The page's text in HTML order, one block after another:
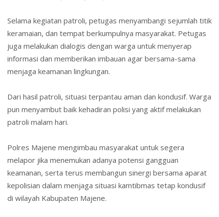
Selama kegiatan patroli, petugas menyambangi sejumlah titik
keramaian, dan tempat berkumpulnya masyarakat. Petugas
juga melakukan dialogis dengan warga untuk menyerap
informasi dan memberikan imbauan agar bersama-sama
menjaga keamanan lingkungan.
Dari hasil patroli, situasi terpantau aman dan kondusif. Warga
pun menyambut baik kehadiran polisi yang aktif melakukan
patroli malam hari.
Polres Majene mengimbau masyarakat untuk segera
melapor jika menemukan adanya potensi gangguan
keamanan, serta terus membangun sinergi bersama aparat
kepolisian dalam menjaga situasi kamtibmas tetap kondusif
di wilayah Kabupaten Majene.